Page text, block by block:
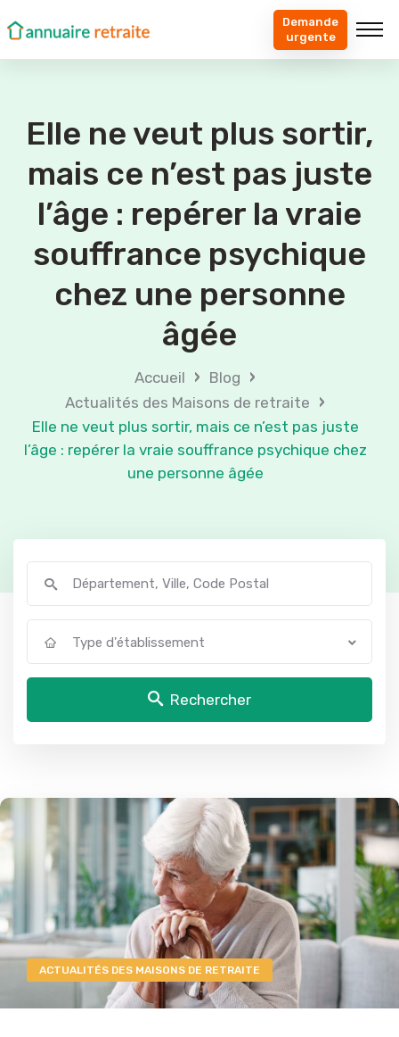
Demande
urgente
Elle ne veut plus sortir,
mais ce n’est pas juste
l’âge : repérer la vraie
souffrance psychique
chez une personne
âgée
Accueil › Blog ›
Actualités des Maisons de retraite ›
Elle ne veut plus sortir, mais ce n’est pas juste
l’âge : repérer la vraie souffrance psychique chez
une personne âgée
Type d'établissement
Rechercher
ACTUALITÉS DES MAISONS DE RETRAITE